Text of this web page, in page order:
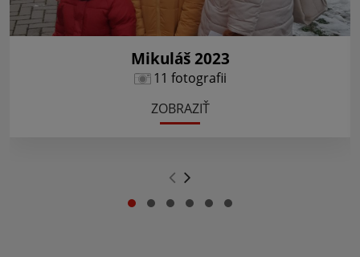
Mikuláš 2023
11 fotografii
ZOBRAZIŤ